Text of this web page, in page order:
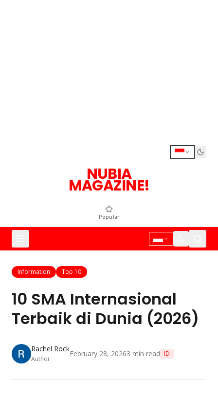
NUBIA
MAGAZINE!
Popular
Information Top 10
10 SMA Internasional
Terbaik di Dunia (2026)
Rachel Rock
Author
February 28, 20263 min read ID